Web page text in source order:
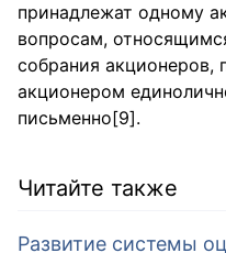
принадлежат одному
вопросам,
собрания акционеров,
акционером
письменно[9].
Читайте также
Развитие системы